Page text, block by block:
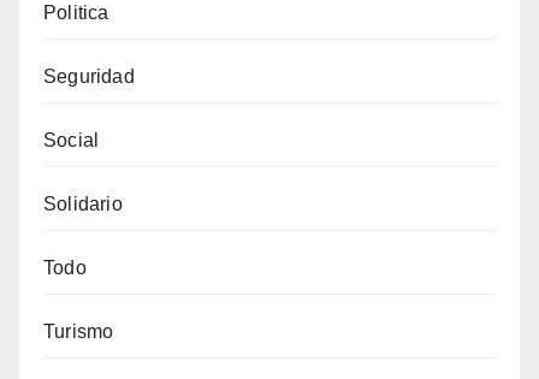
Politica
Seguridad
Social
Solidario
Todo
Turismo